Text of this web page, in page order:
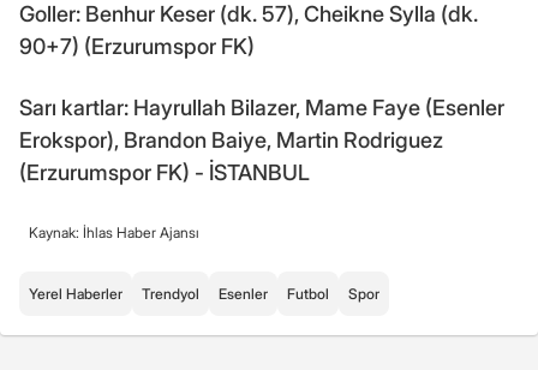
Goller: Benhur Keser (dk. 57), Cheikne Sylla (dk.
90+7) (Erzurumspor FK)
Sarı kartlar: Hayrullah Bilazer, Mame Faye (Esenler
Erokspor), Brandon Baiye, Martin Rodriguez
(Erzurumspor FK) - İSTANBUL
Kaynak: İhlas Haber Ajansı
Yerel Haberler Trendyol Esenler Futbol Spor